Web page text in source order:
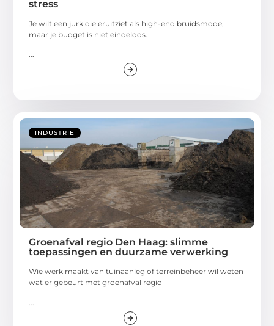
stress
Je wilt een jurk die eruitziet als high-end bruidsmode,
maar je budget is niet eindeloos.
...
INDUSTRIE
Groenafval regio Den Haag: slimme
toepassingen en duurzame verwerking
Wie werk maakt van tuinaanleg of terreinbeheer wil weten
wat er gebeurt met groenafval regio